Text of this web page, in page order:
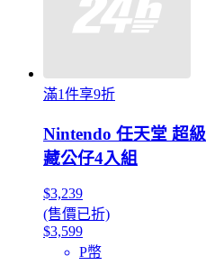
滿1件享9折
Nintendo 任天堂 超
藏公仔4入組
$3,239
(售價已折)
$3,599
P幣